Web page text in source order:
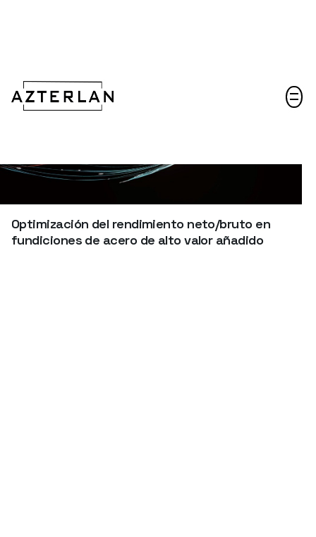
Optimización del rendimiento neto/bruto en
fundiciones de acero de alto valor añadido